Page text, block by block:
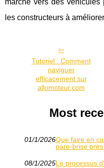
marché vers des
les constructeurs à
Tutoriel : Comment
naviguer
efficacement sur
allomoteur.com
Most
01/1/2026Que faire en
pare-brise
08/1/2025Le processus